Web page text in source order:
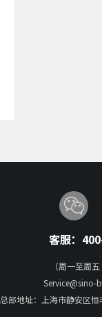
客服：
（周一至周
Service@sino-
总部地址：上海市静安区